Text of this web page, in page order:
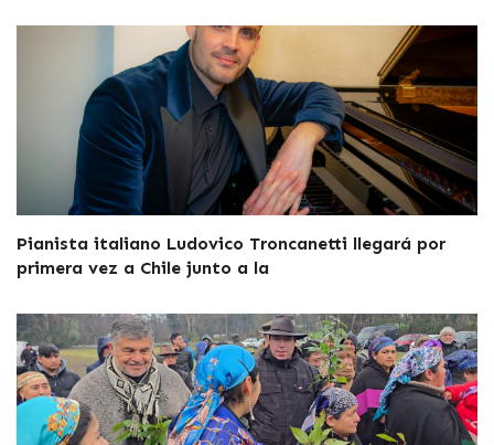
Pianista italiano Ludovico Troncanetti llegará por
primera vez a Chile junto a la